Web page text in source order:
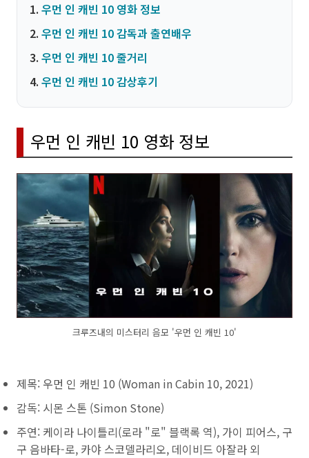
우먼 인 캐빈 10 영화 정보
우먼 인 캐빈 10 감독과 출연배우
우먼 인 캐빈 10 줄거리
우먼 인 캐빈 10 감상후기
우먼 인 캐빈 10 영화 정보
크루즈내의 미스터리 음모 '우먼 인 캐빈 10'
제목: 우먼 인 캐빈 10 (Woman in Cabin 10, 2021)
감독: 시몬 스톤 (Simon Stone)
주연: 케이라 나이틀리(로라 "로" 블랙록 역), 가이 피어스, 구
구 음바타-로, 카야 스코델라리오, 데이비드 아잘라 외